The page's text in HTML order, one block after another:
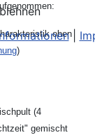
oben
)
(4
gemischt
|